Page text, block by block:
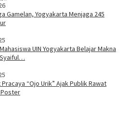
Gamelan, Yogyakarta Menjaga 245
UIN Yogyakarta Belajar Makna
“Ojo Urik” Ajak Publik Rawat